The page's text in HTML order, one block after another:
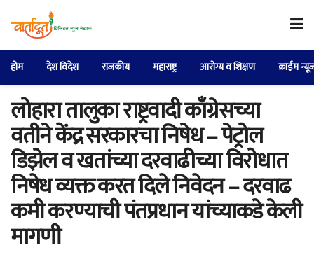
होम देश विदेश राजकीय महाराष्ट्र आरोग्य व शिक्षण क्राईम
लोहारा तालुका राष्ट्रवादी काँग्रेसच्या
वतीने केंद्र सरकारचा निषेध – पेट्रोल
डिझेल व खतांच्या दरवाढीच्या विरोधात
निषेध व्यक्त करत दिले निवेदन – दरवाढ
कमी करण्याची पंतप्रधान यांच्याकडे केली
मागणी